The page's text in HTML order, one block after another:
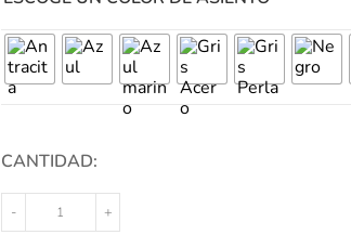
CANTIDAD:
- +